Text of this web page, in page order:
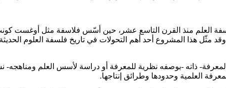
العلم منذ القرن التاسع عشر، حين أسّس فلاسفة مثل أوغست
مثّل هذا المشروع أحد أهم التحولات في تاريخ فلسفة العلوم
ذاته -بوصفه نظرية للمعرفة أو دراسة لأسس العلم
العلمية وحدودها وطرائق إنتاجها.